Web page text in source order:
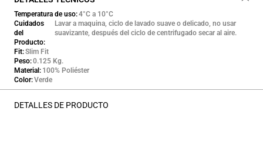
Temperatura de uso 4°C a 10°C
Cuidados
del
Producto
Lavar a maquina, ciclo de lavado suave o delicado, no usar
suavizante, después del ciclo de centrifugado secar al aire.
Fit Slim Fit
Peso 0.125 Kg.
Material
100% Poliéster
Color Verde
DETALLES DE PRODUCTO